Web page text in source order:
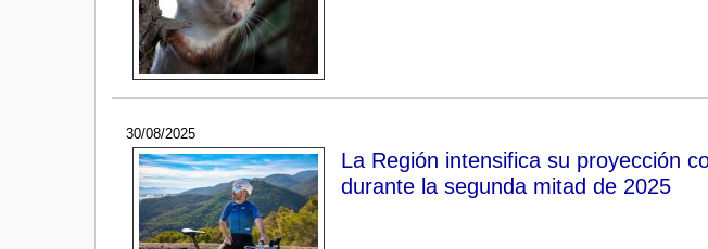
30/08/2025
La Región intensifica su proyección
durante la segunda mitad de 2025